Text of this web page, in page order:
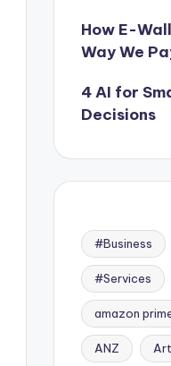
How E-
Way We
4 AI for
Decisions
#Business
#Services
amazon
ANZ